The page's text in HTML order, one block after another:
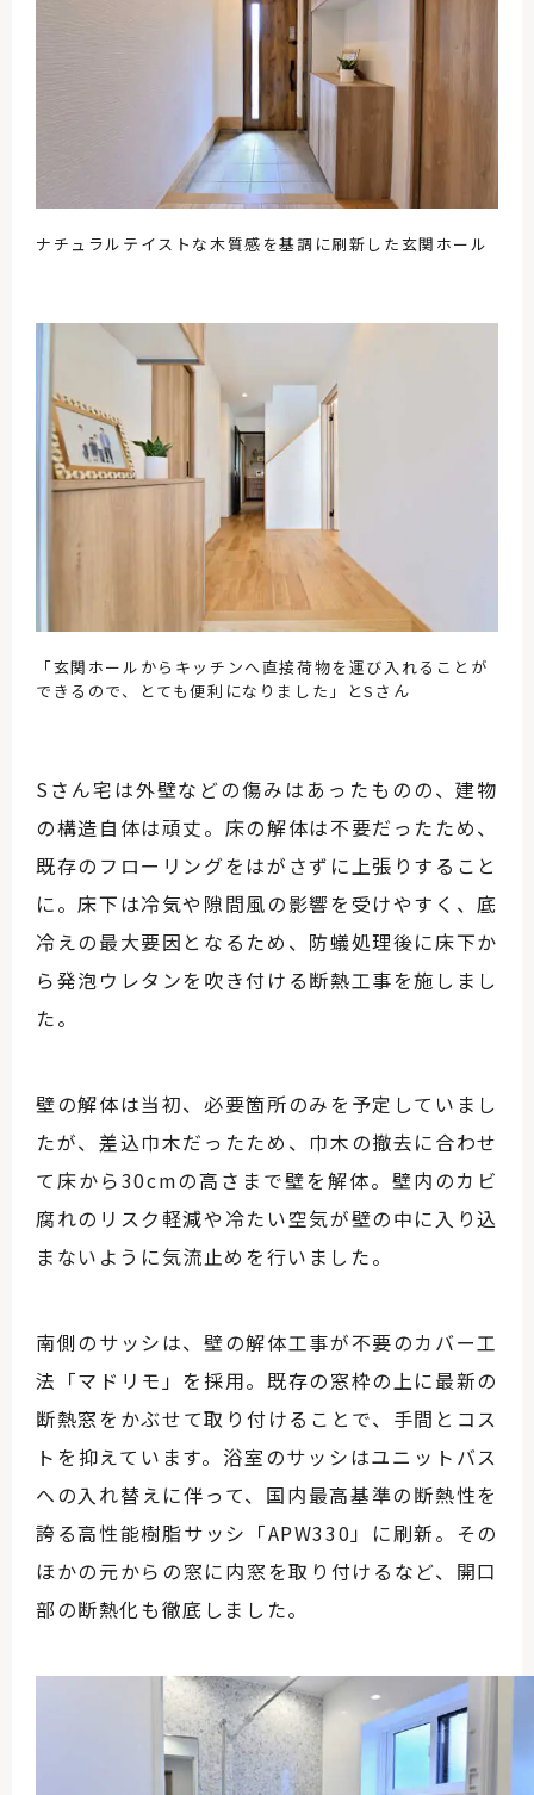
ナチュラルテイストな木質感を基調に刷新した玄関ホール
「玄関ホールからキッチンへ直接荷物を運び入れることが
できるので、とても便利になりました」とSさん
Sさん宅は外壁などの傷みはあったものの、建物
の構造自体は頑丈。床の解体は不要だったため、
既存のフローリングをはがさずに上張りすること
に。床下は冷気や隙間風の影響を受けやすく、底
冷えの最大要因となるため、防蟻処理後に床下か
ら発泡ウレタンを吹き付ける断熱工事を施しまし
た。
壁の解体は当初、必要箇所のみを予定していまし
たが、差込巾木だったため、巾木の撤去に合わせ
て床から30cmの高さまで壁を解体。壁内のカビ
腐れのリスク軽減や冷たい空気が壁の中に入り込
まないように気流止めを行いました。
南側のサッシは、壁の解体工事が不要のカバー工
法「マドリモ」を採用。既存の窓枠の上に最新の
断熱窓をかぶせて取り付けることで、手間とコス
トを抑えています。浴室のサッシはユニットバス
への入れ替えに伴って、国内最高基準の断熱性を
誇る高性能樹脂サッシ「APW330」に刷新。その
ほかの元からの窓に内窓を取り付けるなど、開口
部の断熱化も徹底しました。